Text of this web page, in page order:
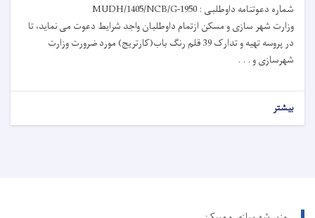
شماره دعوتنامه داوطلبی : MUDH/1405/NCB/G-1950
وزارت شهر سازی و مسکن ازتمام داوطلبان واجد شرایط دعوت می نماید، تا
در پروسه تهیه و تدارک 39 قلم رنگ باب(کارتریج) مورد ضرورت وزارت
شهرسازی و . . .
بیشتر